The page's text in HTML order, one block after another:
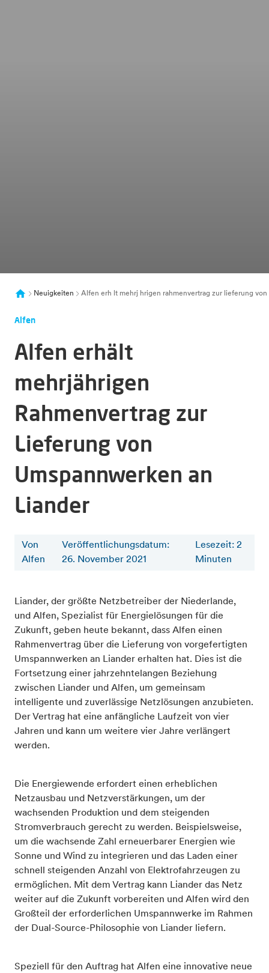
Neuigkeiten Alfen erh lt mehrj hrigen rahmenvertrag zur lieferung
Alfen
Alfen erhält
mehrjährigen
Rahmenvertrag zur
Lieferung von
Umspannwerken an
Liander
Von
Alfen
Veröffentlichungsdatum:
26. November 2021
Lesezeit: 2
Minuten
Liander, der größte Netzbetreiber der Niederlande,
und Alfen, Spezialist für Energielösungen für die
Zukunft, geben heute bekannt, dass Alfen einen
Rahmenvertrag über die Lieferung von vorgefertigten
Umspannwerken an Liander erhalten hat. Dies ist die
Fortsetzung einer jahrzehntelangen Beziehung
zwischen Liander und Alfen, um gemeinsam
intelligente und zuverlässige Netzlösungen anzubieten.
Der Vertrag hat eine anfängliche Laufzeit von vier
Jahren und kann um weitere vier Jahre verlängert
werden.
Die Energiewende erfordert einen erheblichen
Netzausbau und Netzverstärkungen, um der
wachsenden Produktion und dem steigenden
Stromverbrauch gerecht zu werden. Beispielsweise,
um die wachsende Zahl erneuerbarer Energien wie
Sonne und Wind zu integrieren und das Laden einer
schnell steigenden Anzahl von Elektrofahrzeugen zu
ermöglichen. Mit dem Vertrag kann Liander das Netz
weiter auf die Zukunft vorbereiten und Alfen wird den
Großteil der erforderlichen Umspannwerke im Rahmen
der Dual-Source-Philosophie von Liander liefern.
Speziell für den Auftrag hat Alfen eine innovative neue